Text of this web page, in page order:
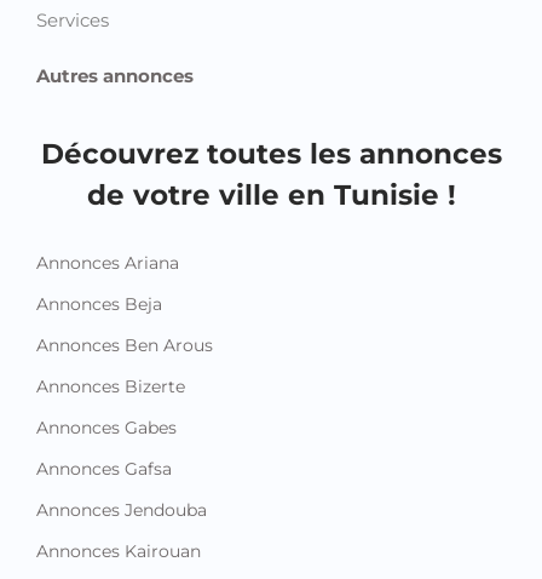
Services
Autres annonces
Découvrez toutes les annonces
de votre ville en Tunisie !
Annonces Ariana
Annonces Beja
Annonces Ben Arous
Annonces Bizerte
Annonces Gabes
Annonces Gafsa
Annonces Jendouba
Annonces Kairouan